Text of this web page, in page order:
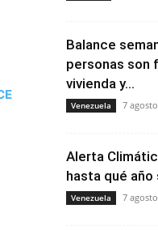
Balance
personas son
vivienda y...
Venezuela 7
Alerta
hasta qué
Venezuela 7